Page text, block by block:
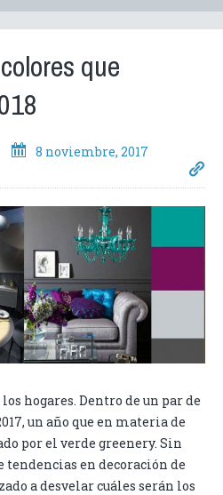
que
8 noviembre, 2017
hogares. Dentro de un par de
un año que en materia de
por el verde greenery. Sin
tendencias en decoración de
a desvelar cuáles serán los